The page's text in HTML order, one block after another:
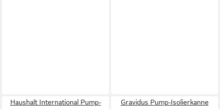
Haushalt International Pump-
Gravidus Pump-Isolierkanne